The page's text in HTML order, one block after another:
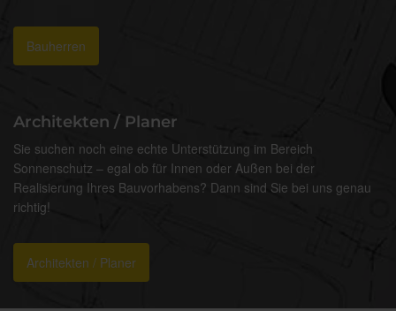
Bauherren
Architekten / Planer
Sie suchen noch eine echte Unterstützung im Bereich
Sonnenschutz – egal ob für Innen oder Außen bei der
Realisierung Ihres Bauvorhabens? Dann sind Sie bei uns genau
richtig!
Architekten / Planer